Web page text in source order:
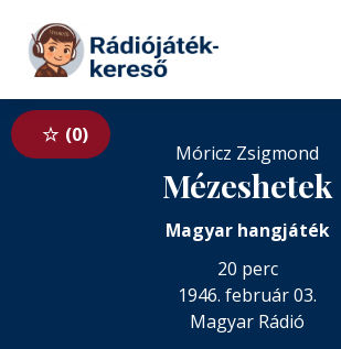
Tovább a tartalomhoz
0
Móricz Zsigmond
Mézeshetek
Magyar hangjáték
20 perc
1946. február 03.
Magyar Rádió